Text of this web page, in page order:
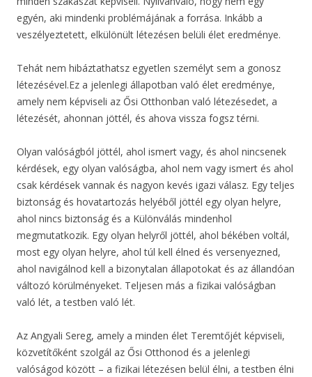
egyén, aki mindenki problémájának a forrása. Inkább a
veszélyeztetett, elkülönült létezésen belüli élet eredménye.
Tehát nem hibáztathatsz egyetlen személyt sem a gonosz
létezésével.Ez a jelenlegi állapotban való élet eredménye,
amely nem képviseli az Ősi Otthonban való létezésedet, a
létezését, ahonnan jöttél, és ahova vissza fogsz térni.
Olyan valóságból jöttél, ahol ismert vagy, és ahol nincsenek
kérdések, egy olyan valóságba, ahol nem vagy ismert és ahol
csak kérdések vannak és nagyon kevés igazi válasz. Egy teljes
biztonság és hovatartozás helyéből jöttél egy olyan helyre,
ahol nincs biztonság és a Különválás mindenhol
megmutatkozik. Egy olyan helyről jöttél, ahol békében voltál,
most egy olyan helyre, ahol túl kell élned és versenyezned,
ahol navigálnod kell a bizonytalan állapotokat és az állandóan
változó körülményeket. Teljesen más a fizikai valóságban
való lét, a testben való lét.
Az Angyali Sereg, amely a minden élet Teremtőjét képviseli,
közvetítőként szolgál az Ősi Otthonod és a jelenlegi
valóságod között – a fizikai létezésen belül élni, a testben élni